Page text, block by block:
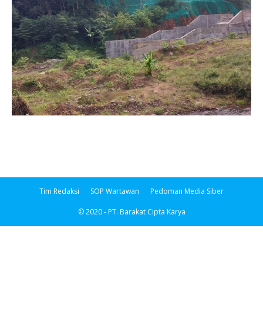
Tim Redaksi SOP Wartawan Pedoman Media Siber
© 2020 - PT. Barakat Cipta Karya